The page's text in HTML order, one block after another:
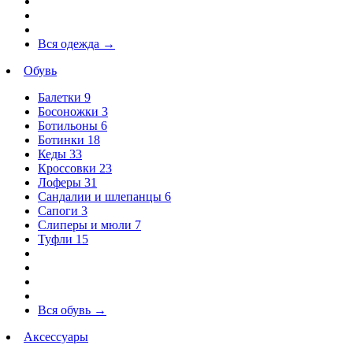
Вся одежда →
Обувь
Балетки 9
Босоножки 3
Ботильоны 6
Ботинки 18
Кеды 33
Кроссовки 23
Лоферы 31
Сандалии и шлепанцы 6
Сапоги 3
Слиперы и мюли 7
Туфли 15
Вся обувь →
Аксессуары